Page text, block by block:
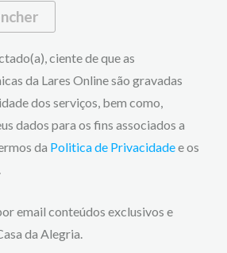
ciente de que as
da Lares Online são gravadas
dos serviços, bem como,
dados para os fins associados a
da Politica de Privacidadee os
.
email conteúdos exclusivos e
da Alegria.